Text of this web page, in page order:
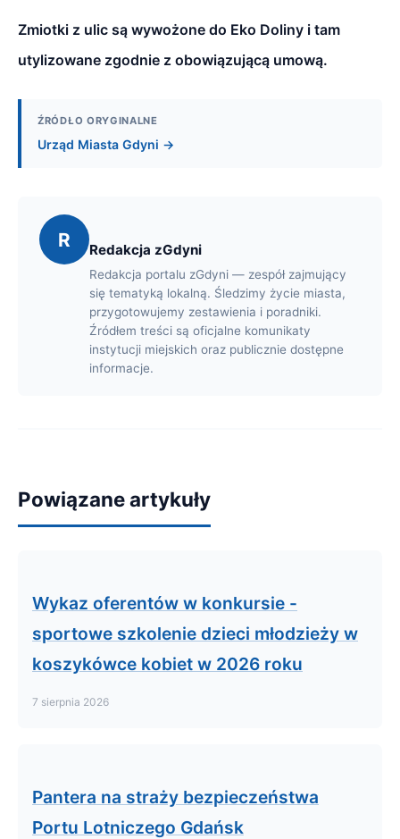
Zmiotki z ulic są wywożone do Eko Doliny i tam
utylizowane zgodnie z obowiązującą umową.
ŹRÓDŁO ORYGINALNE
Urząd Miasta Gdyni →
R Redakcja zGdyni
Redakcja portalu zGdyni — zespół zajmujący
się tematyką lokalną. Śledzimy życie miasta,
przygotowujemy zestawienia i poradniki.
Źródłem treści są oficjalne komunikaty
instytucji miejskich oraz publicznie dostępne
informacje.
Powiązane artykuły
Wykaz oferentów w konkursie -
sportowe szkolenie dzieci młodzieży w
koszykówce kobiet w 2026 roku
7 sierpnia 2026
Pantera na straży bezpieczeństwa
Portu Lotniczego Gdańsk